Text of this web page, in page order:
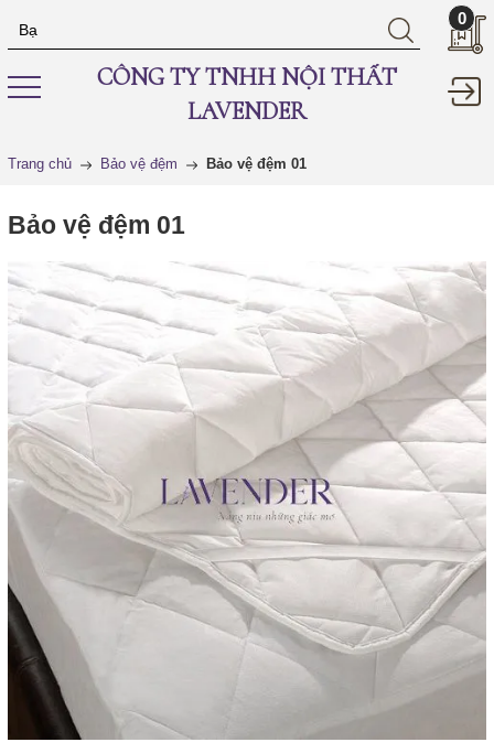
CÔNG TY TNHH NỘI THẤT
LAVENDER
0
Trang chủ Bảo vệ đệm Bảo vệ đệm 01
Bảo vệ đệm 01